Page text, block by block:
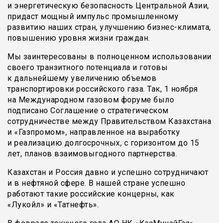
и энергетическую безопасность Центральной Азии,
придаст мощный импульс промышленному
развитию наших стран, улучшению бизнес-климата,
повышению уровня жизни граждан.
Мы заинтересованы в полноценном использовании
своего транзитного потенциала и готовы
к дальнейшему увеличению объемов
транспортировки российского газа. Так, 1 ноября
на Международном газовом форуме было
подписано Соглашение о стратегическом
сотрудничестве между Правительством Казахстана
и «Газпромом», направленное на выработку
и реализацию долгосрочных, с горизонтом до 15
лет, планов взаимовыгодного партнерства.
Казахстан и Россия давно и успешно сотрудничают
и в нефтяной сфере. В нашей стране успешно
работают такие российские концерны, как
«Лукойл» и «Татнефть».